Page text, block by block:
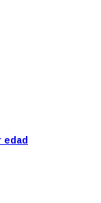
edad